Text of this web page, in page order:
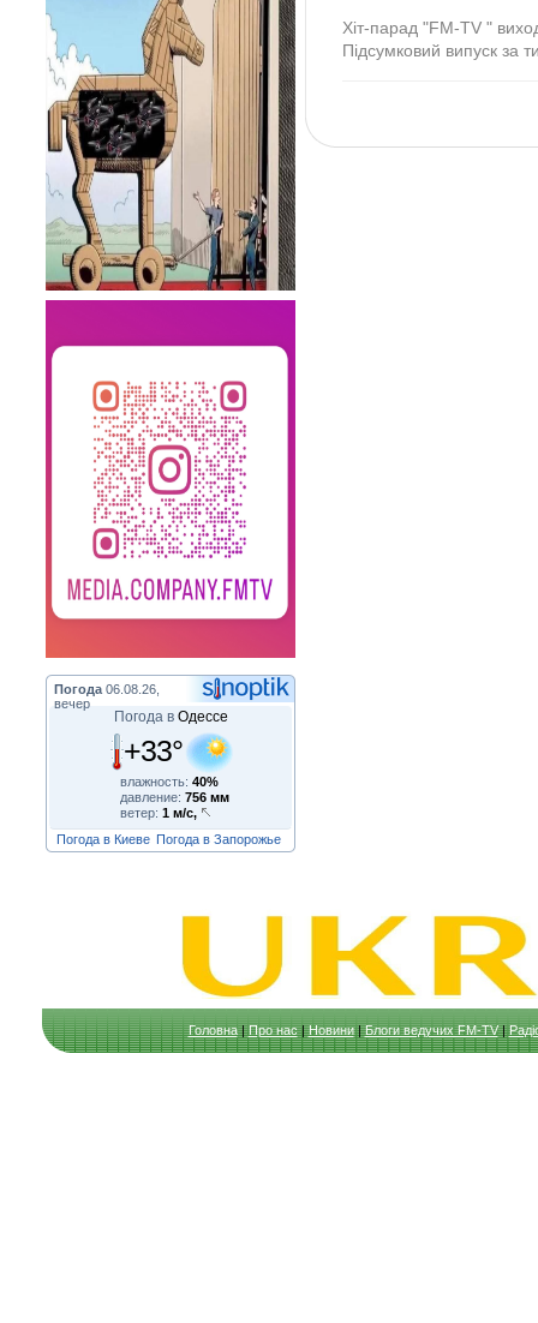
Погода 06.08.26,
вечер
Погода в Одессе
+33°
влажность: 40%
давление: 756 мм
ветер: 1 м/с,
Погода в Киеве Погода в Запорожье
Хіт-парад "FM-TV "
Підсумковий випуск за
Головна|Про нас|Новини|Блоги ведучих FM-TV|